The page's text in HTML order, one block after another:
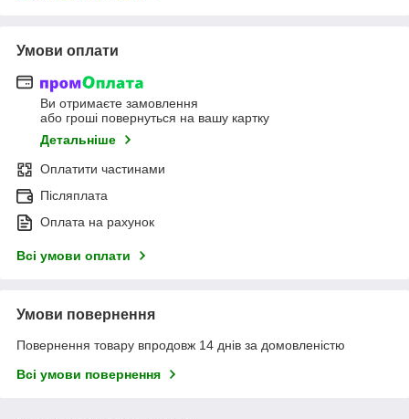
Умови оплати
Ви отримаєте замовлення
або гроші повернуться на вашу картку
Детальніше
Оплатити частинами
Післяплата
Оплата на рахунок
Всі умови оплати
Умови повернення
Повернення товару впродовж 14 днів за домовленістю
Всі умови повернення